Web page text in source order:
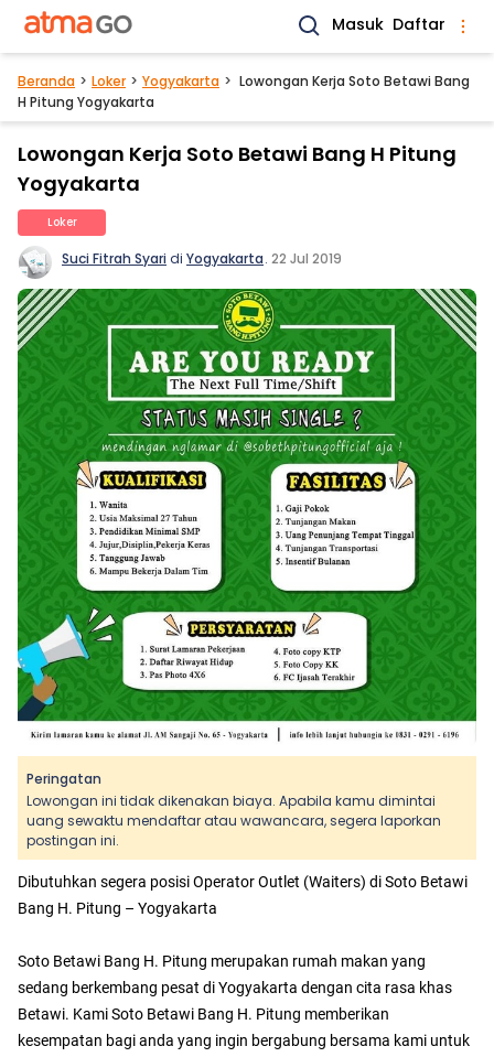
Masuk Daftar
Beranda Loker Yogyakarta
Lowongan Kerja Soto Betawi Bang
H Pitung Yogyakarta
Lowongan Kerja Soto Betawi Bang H Pitung
Yogyakarta
Loker
Suci Fitrah Syaridi Yogyakarta. 22 Jul 2019
Peringatan
Lowongan ini tidak dikenakan biaya. Apabila kamu dimintai
uang sewaktu mendaftar atau wawancara, segera laporkan
postingan ini.
Dibutuhkan segera posisi Operator Outlet (Waiters) di Soto Betawi
Bang H. Pitung – Yogyakarta
Soto Betawi Bang H. Pitung merupakan rumah makan yang
sedang berkembang pesat di Yogyakarta dengan cita rasa khas
Betawi. Kami Soto Betawi Bang H. Pitung memberikan
kesempatan bagi anda yang ingin bergabung bersama kami untuk